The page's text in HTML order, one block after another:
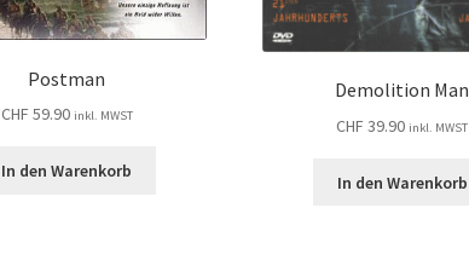
Postman
CHF 59.90 inkl. MWST
In den Warenkorb
Demolition Man
CHF 39.90 inkl. MWST
In den Warenkorb